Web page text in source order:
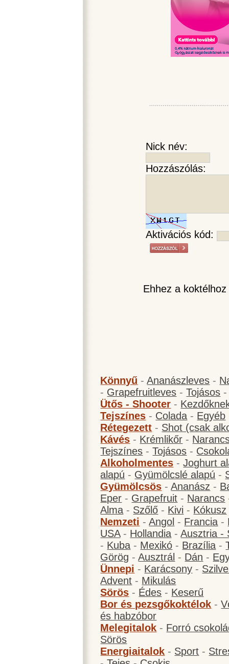
Nick név:
Hozzászólás:
Aktivációs kód:
Ehhez a
Könnyű -Ananászleves -
- Grapefruitleves -Tojásos
Ütős - Shooter -
Tejszínes - Colada - Egyéb
Rétegezett - Shot (csak
Kávés - Krémlikőr -
Tejszínes -Tojásos -
Alkoholmentes -Joghurt
alapú - Gyümölcslé alapú -
Gyümölcsös -Ananász -
Eper - Grapefruit - Narancs
Alma - Szőlő - Kivi - Kókusz
Nemzeti -Angol - Francia -
USA- Hollandia -Ausztria -
- Kuba - Mexikó - Brazília -
Görög -Ausztrál - Dán -
Ünnepi - Karácsony -
Advent - Mikulás
Sörös - Édes - Keserű
Bor és pezsgőkoktélok -
és habzóbor
Melegitalok - Forró
Sörös
Energiaitalok - Sport -